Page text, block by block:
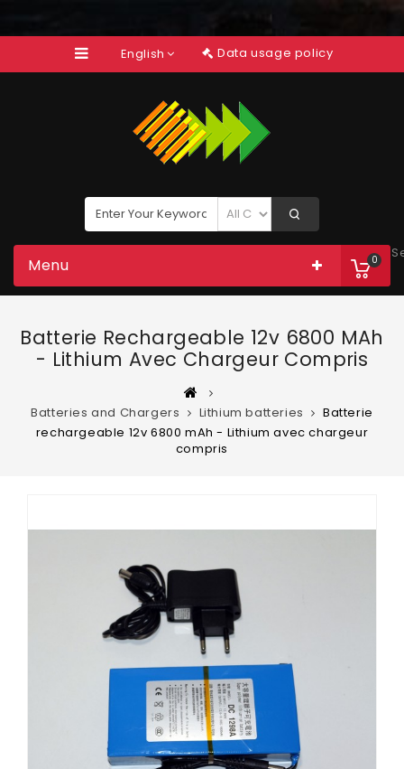
English Data usage policy
0
Menu
Batterie Rechargeable 12v 6800 MAh
- Lithium Avec Chargeur Compris
Batteries and Chargers Lithium batteries
Batterie
rechargeable 12v 6800 mAh - Lithium avec chargeur
compris